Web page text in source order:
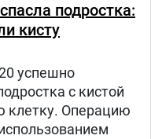
подростка:
кисту
успешно
с кистой
клетку. Операцию